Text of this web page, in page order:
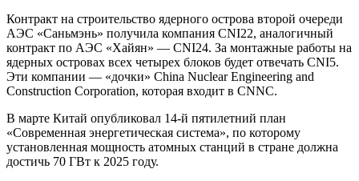
Контракт на строительство ядерного острова второй очереди
АЭС «Саньмэнь» получила компания CNI22, аналогичный
контракт по АЭС «Хайян» — CNI24. За монтажные работы на
ядерных островах всех четырех блоков будет отвечать CNI5.
Эти компании — «дочки» China Nuclear Engineering and
Construction Corporation, которая входит в CNNC.
В марте Китай опубликовал 14-й пятилетний план
«Современная энергетическая система», по которому
установленная мощность атомных станций в стране должна
достичь 70 ГВт к 2025 году.